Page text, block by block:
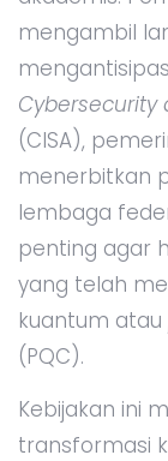
mengambil
Cybersecurity
(CISA),
menerbitkan
lembaga
penting agar
yang telah
kuantum atau
(PQC).
Kebijakan ini
transformasi